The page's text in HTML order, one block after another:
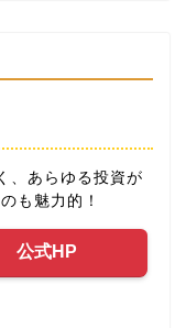
、あらゆる投資が
も魅力的！
公式HP